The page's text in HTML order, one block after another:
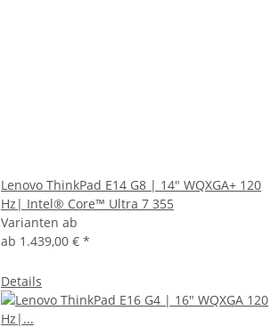
Lenovo ThinkPad E14 G8 | 14" WQXGA+ 120
Hz| Intel® Core™ Ultra 7 355
Varianten ab
ab 1.439,00 € *
Details